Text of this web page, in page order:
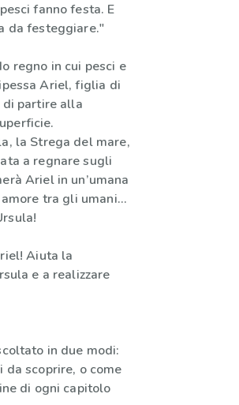
fanno festa. E
da festeggiare."
regno in cui pesci e
Ariel, figlia di
di partire alla
la Strega del mare,
a regnare sugli
Ariel in un’umana
tra gli umani...
Aiuta la
e a realizzare
in due modi:
scoprire, o come
di ogni capitolo